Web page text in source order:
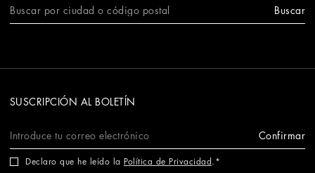
Buscar
SUSCRIPCIÓN AL BOLETÍN
Confirmar
Declaro que he leído la Política de Privacidad .